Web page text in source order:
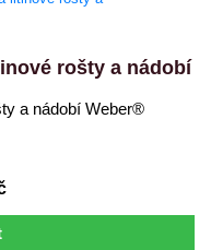
rošty a nádobí
a nádobí Weber®